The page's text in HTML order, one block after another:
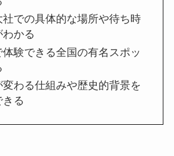
での具体的な場所や待ち時
わかる
験できる全国の有名スポッ
わる仕組みや歴史的背景を
る